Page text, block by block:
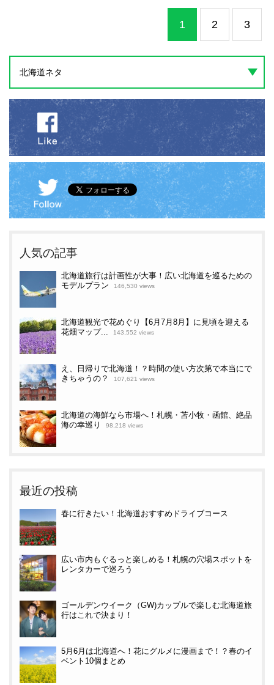
1 2 3
北海道ネタ
人気の記事
北海道旅行は計画性が大事！広い北海道を巡るための
モデルプラン
146,530 views
北海道観光で花めぐり【6月7月8月】に見頃を迎える
花畑マップ...
143,552 views
え、日帰りで北海道！？時間の使い方次第で本当にで
きちゃうの？
107,621 views
北海道の海鮮なら市場へ！札幌・苫小牧・函館、絶品
海の幸巡り
98,218 views
最近の投稿
春に行きたい！北海道おすすめドライブコース
広い市内もぐるっと楽しめる！札幌の穴場スポットを
レンタカーで巡ろう
ゴールデンウイーク（GW)カップルで楽しむ北海道旅
行はこれで決まり！
5月6月は北海道へ！花にグルメに漫画まで！？春のイ
ベント10個まとめ